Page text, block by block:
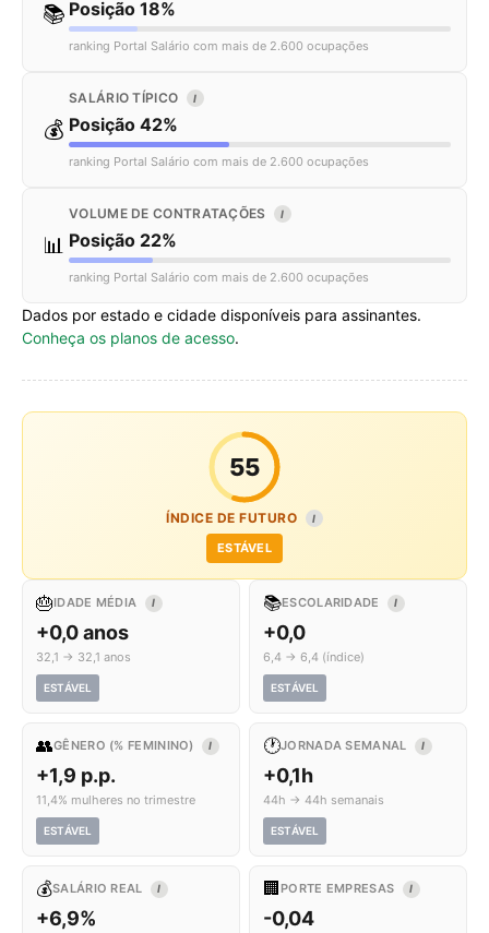
📚 Posição 18%
ranking Portal Salário com mais de 2.600 ocupações
💰
SALÁRIO TÍPICO I
Posição 42%
ranking Portal Salário com mais de 2.600 ocupações
📊
VOLUME DE CONTRATAÇÕES I
Posição 22%
ranking Portal Salário com mais de 2.600 ocupações
Dados por estado e cidade disponíveis para assinantes.
Conheça os planos de acesso.
55
ÍNDICE DE FUTURO I
ESTÁVEL
🎂IDADE MÉDIA I
+0,0 anos
32,1 → 32,1 anos
ESTÁVEL
📚ESCOLARIDADE I
+0,0
6,4 → 6,4 (índice)
ESTÁVEL
👥GÊNERO (% FEMININO) I
+1,9 p.p.
11,4% mulheres no trimestre
ESTÁVEL
🕐JORNADA SEMANAL I
+0,1h
44h → 44h semanais
ESTÁVEL
💰SALÁRIO REAL I
+6,9%
🏢 PORTE EMPRESAS I
-0,04